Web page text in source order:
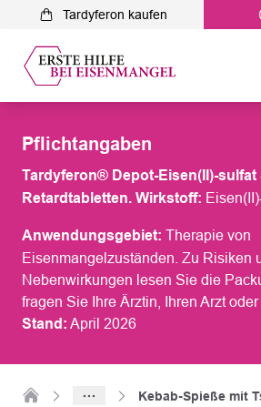
Tardyferon kaufen
Eisenmangel & Blutarmut
Diagnose
Serviceangebote
Blog
Pflichtangaben
Tardyferon® Depot-Eisen(II)-sulfat
Retardtabletten. Wirkstoff:
Anwendungsgebiet: Therapie von
Eisenmangelzuständen. Zu Risiken
Nebenwirkungen lesen Sie die
fragen Sie Ihre Ärztin, Ihren Arzt
Stand: April 2026
Zur Startseite Kebab-Spieße mit